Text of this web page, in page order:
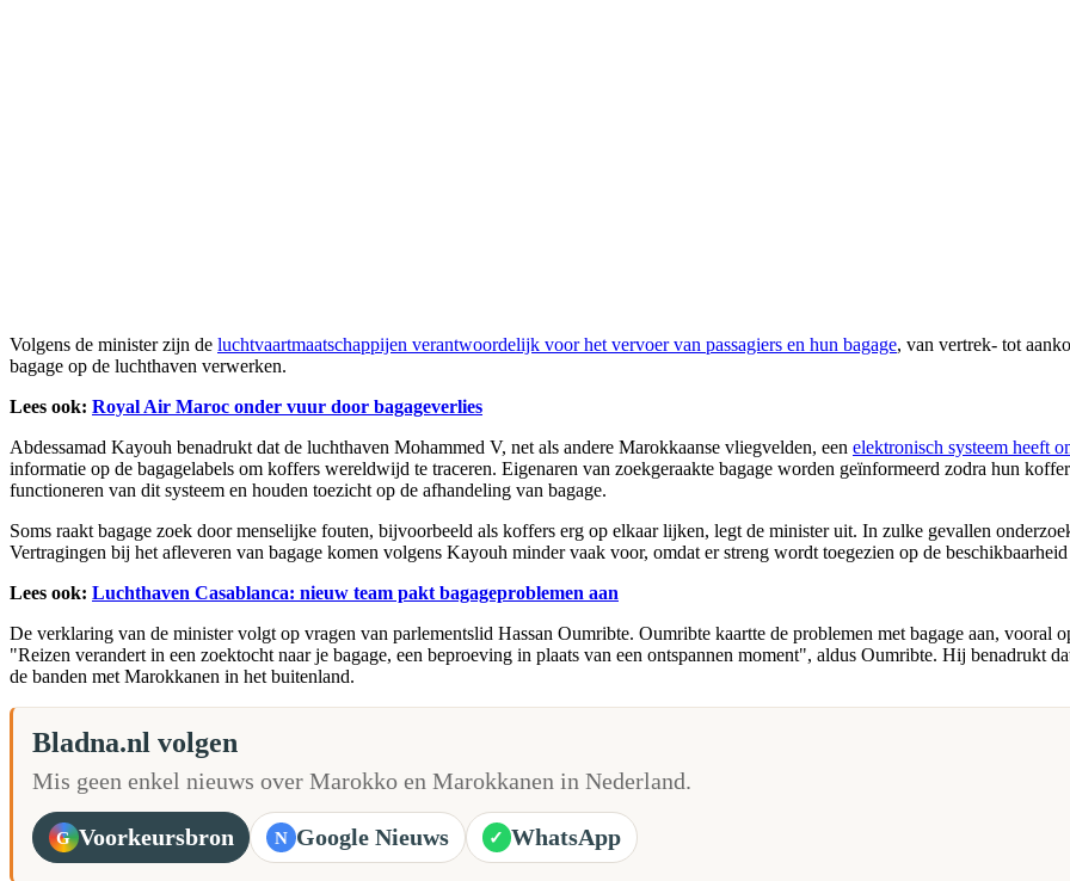
Volgens de minister zijn de luchtvaartmaatschappijen verantwoordelijk voor het vervoer van passagiers en hun bagage, van vertrek- tot
bagage op de luchthaven verwerken.
Lees ook: Royal Air Maroc onder vuur door bagageverlies
Abdessamad Kayouh benadrukt dat de luchthaven Mohammed V, net als andere Marokkaanse vliegvelden, een elektronisch systeem heeft
informatie op de bagagelabels om koffers wereldwijd te traceren. Eigenaren van zoekgeraakte bagage worden geïnformeerd zodra hun
functioneren van dit systeem en houden toezicht op de afhandeling van bagage.
Soms raakt bagage zoek door menselijke fouten, bijvoorbeeld als koffers erg op elkaar lijken, legt de minister uit. In zulke gevallen
Vertragingen bij het afleveren van bagage komen volgens Kayouh minder vaak voor, omdat er streng wordt toegezien op de
Lees ook: Luchthaven Casablanca: nieuw team pakt bagageproblemen aan
De verklaring van de minister volgt op vragen van parlementslid Hassan Oumribte. Oumribte kaartte de problemen met bagage aan,
"Reizen verandert in een zoektocht naar je bagage, een beproeving in plaats van een ontspannen moment", aldus Oumribte. Hij benadrukt
de banden met Marokkanen in het buitenland.
Bladna.nl volgen
Mis geen enkel nieuws over Marokko en Marokkanen in Nederland.
G Voorkeursbron N Google Nieuws ✓ WhatsApp